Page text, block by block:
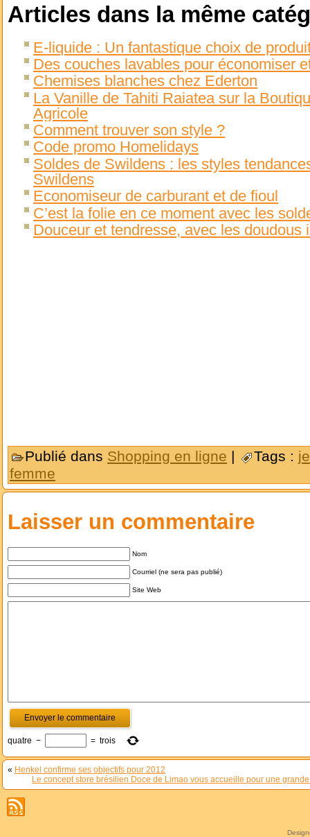
Articles dans la même
E-liquide : Un fantastique choix de
Des couches lavables pour économiser
Chemises blanches chez Ederton
La Vanille de Tahiti Raiatea sur la
Agricole
Comment trouver son style ?
Code promo Homelidays
Soldes de Swildens : les styles
Swildens
Economiseur de carburant et de fioul
C’est la folie en ce moment avec les
Douceur et tendresse, avec les doudous
Publié dans Shopping en ligne | Tags :
femme
Laisser un commentaire
Nom
Courriel (ne sera pas publié)
Site Web
quatre − = trois
« Henkel confirme ses objectifs pour 2012
Le concept store brésilien Doce de Limao vous accueille pour une